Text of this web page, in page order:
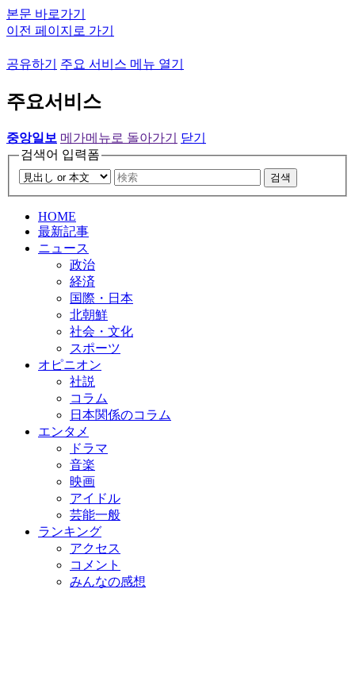
본문 바로가기
이전 페이지로 가기
공유하기 주요 서비스 메뉴 열기
주요서비스
중앙일보 메가메뉴로 돌아가기
닫기
검색어 입력폼
검색
HOME
最新記事
ニュース
政治
経済
国際・日本
北朝鮮
社会・文化
スポーツ
オピニオン
社説
コラム
日本関係のコラム
エンタメ
ドラマ
音楽
映画
アイドル
芸能一般
ランキング
アクセス
コメント
みんなの感想